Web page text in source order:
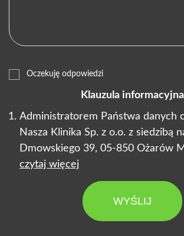
Oczekuję odpowiedzi
Klauzula informacyjna
Administratorem Państwa danych
Nasza Klinika Sp. z o.o. z siedzibą
Dmowskiego 39, 05-850 Ożarów
czytaj więcej
WYŚLIJ